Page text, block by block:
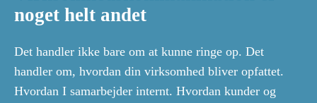
noget helt andet
Det handler ikke bare om at kunne ringe op. Det
handler om, hvordan din virksomhed bliver opfattet.
Hvordan I samarbejder internt. Hvordan kunder og